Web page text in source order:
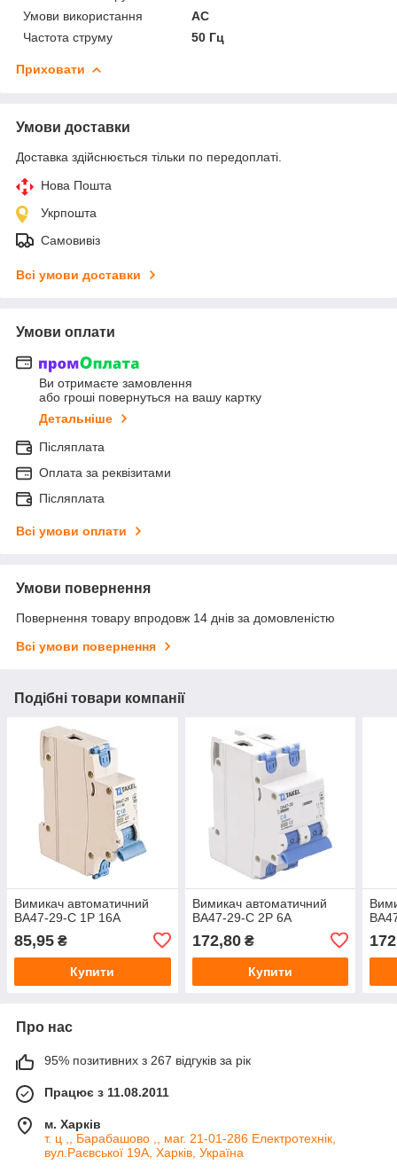
Умови використання
АС
Частота струму
50 Гц
Приховати
Умови доставки
Доставка здійснюється тільки по передоплаті.
Нова Пошта
Укрпошта
Самовивіз
Всі умови доставки
Умови оплати
Ви отримаєте замовлення
або гроші повернуться на вашу картку
Детальніше
Післяплата
Оплата за реквізитами
Післяплата
Всі умови оплати
Умови повернення
Повернення товару впродовж 14 днів за домовленістю
Всі умови повернення
Подібні товари компанії
Вимикач автоматичний
ВА47-29-С 1Р 16А
85,95 ₴
Купити
Вимикач автоматичний
ВА47-29-С 2Р 6А
172,80₴
Купити
Про нас
95% позитивних з 267 відгуків за рік
Працює з 11.08.2011
м. Харків
т. ц ,, Барабашово ,, маг. 21-01-286 Електротехнік,
вул.Раєвської 19А, Харків, Україна